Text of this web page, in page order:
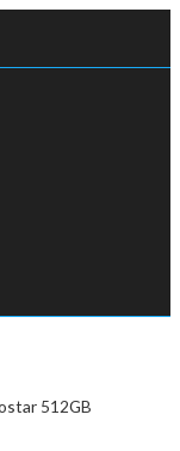
512GB